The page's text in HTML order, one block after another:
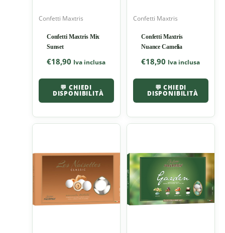
Confetti Maxtris
Confetti Maxtris Mix
Sunset
€18,90 Iva inclusa
💬 CHIEDI
DISPONIBILITÀ
Confetti Maxtris
Confetti Maxtris
Nuance Camelia
€18,90 Iva inclusa
💬 CHIEDI
DISPONIBILITÀ